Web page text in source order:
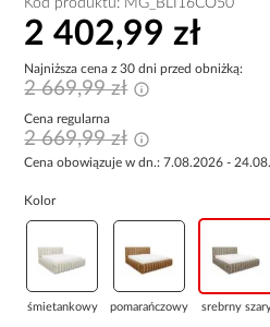
Kod produktu: MG_BLI16CO50
2 402,99 zł
Najniższa cena z 30 dni przed obniżką:
2 669,99 zł
Cena regularna
2 669,99 zł
Cena obowiązuje w dn.: 7.08.2026 -
Kolor
śmietankowy pomarańczowy srebrny